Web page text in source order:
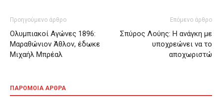
Προηγούμενο άρθρο
Oλυμπιακοί Αγώνες 1896:
Μαραθώνιον Άθλον, έδωκε
Μιχαήλ Μπρέαλ
Επόμενο άρθρο
Σπύρος Λούης: Η ανάγκη με
υποχρεώνει να το
αποχωριστώ
ΠΑΡΟΜΟΙΑ ΑΡΘΡΑ